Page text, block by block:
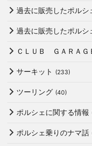
過去に販売したポルシ
過去に販売したポルシ
ＣＬＵＢ ＧＡＲＡＧ
サーキット (233)
ツーリング (40)
ポルシェに関する情報
ポルシェ乗りのナマ話